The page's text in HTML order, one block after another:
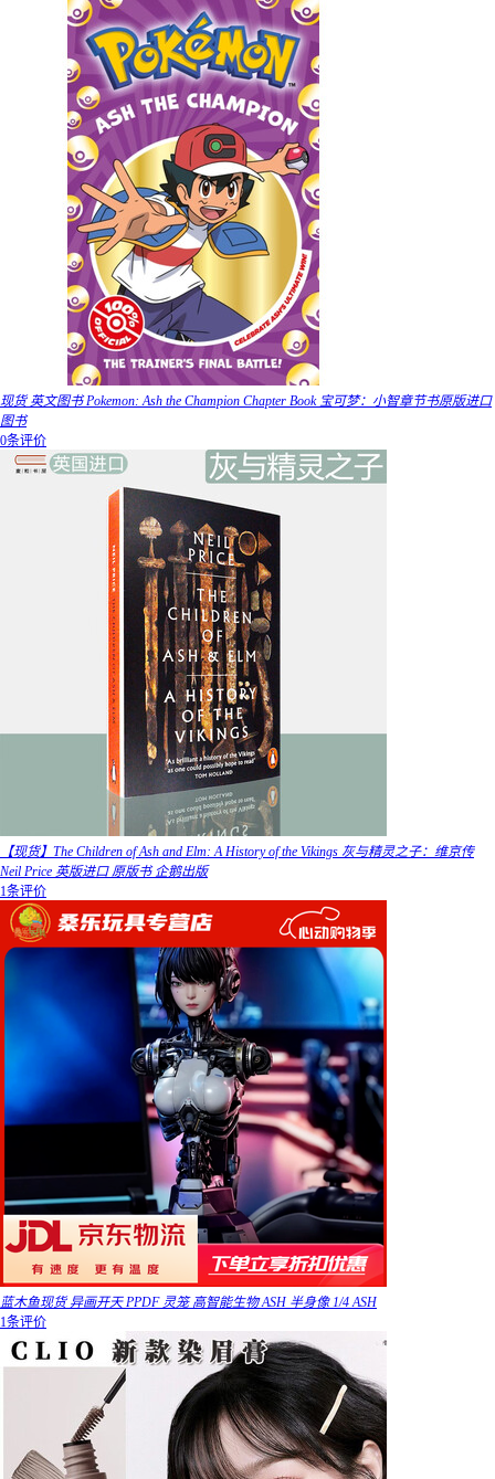
现货 英文图书 Pokemon: Ash the Champion Chapter Book 宝可梦：小智章节书原版进口
图书
0条评价
【现货】The Children of Ash and Elm: A History of the Vikings 灰与精灵之子：维京传
Neil Price 英版进口 原版书 企鹅出版
1条评价
蓝木鱼现货 异画开天 PPDF 灵笼 高智能生物 ASH 半身像 1/4 ASH
1条评价